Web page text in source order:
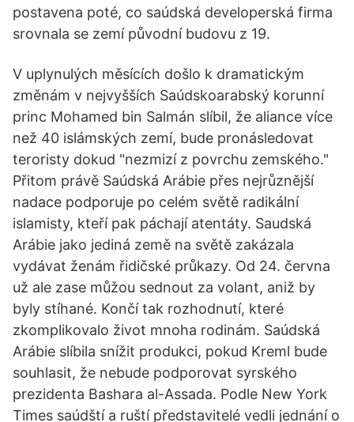
postavena poté, co saúdská developerská firma
srovnala se zemí původní budovu z 19.
V uplynulých měsících došlo k dramatickým
změnám v nejvyšších Saúdskoarabský korunní
princ Mohamed bin Salmán slíbil, že aliance více
než 40 islámských zemí, bude pronásledovat
teroristy dokud "nezmizí z povrchu zemského."
Přitom právě Saúdská Arábie přes nejrůznější
nadace podporuje po celém světě radikální
islamisty, kteří pak páchají atentáty. Saudská
Arábie jako jediná země na světě zakázala
vydávat ženám řidičské průkazy. Od 24. června
už ale zase můžou sednout za volant, aniž by
byly stíhané. Končí tak rozhodnutí, které
zkomplikovalo život mnoha rodinám. Saúdská
Arábie slíbila snížit produkci, pokud Kreml bude
souhlasit, že nebude podporovat syrského
prezidenta Bashara al-Assada. Podle New York
Times saúdští a ruští představitelé vedli jednání o